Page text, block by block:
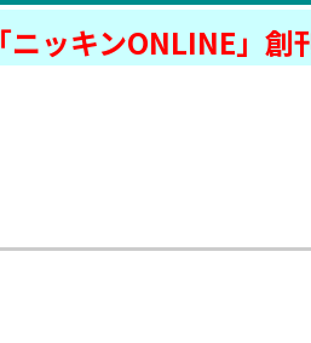
「ニッキンONLINE」創